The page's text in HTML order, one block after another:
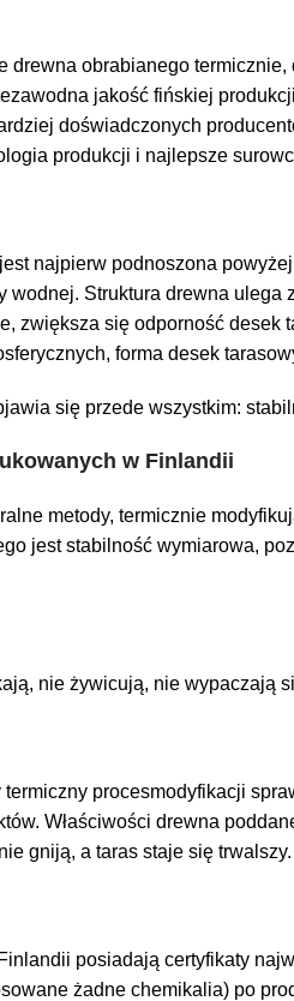
obrabianego
jakość fińskiej
doświadczonych
produkcji i najlepsze
najpierw podnoszona
Struktura drewna ulega
zwiększa się odporność
forma desek
się przede wszystkim:
w Finlandii
metody, termicznie
jest stabilność wymiarowa,
nie żywicują, nie wypaczają
termiczny procesmodyfikacji
Właściwości drewna
gniją, a taras staje się
posiadają certyfikaty
żadne chemikalia) po